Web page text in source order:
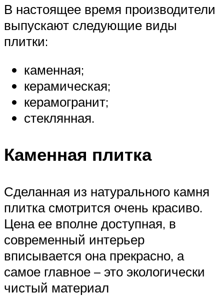
В настоящее время производители
выпускают следующие виды
плитки:
каменная;
керамическая;
керамогранит;
стеклянная.
Каменная плитка
Сделанная из натурального камня
плитка смотрится очень красиво.
Цена ее вполне доступная, в
современный интерьер
вписывается она прекрасно, а
самое главное – это экологически
чистый материал